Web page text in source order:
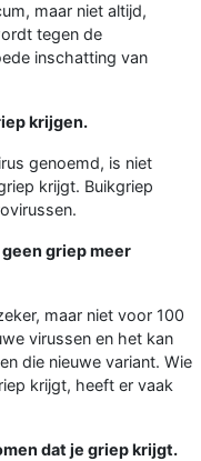
maar niet altijd,
tegen de
inschatting van
krijgen.
genoemd, is niet
krijgt. Buikgriep
griep meer
maar niet voor 100
virussen en het kan
die nieuwe variant. Wie
krijgt, heeft er vaak
dat je griep krijgt.